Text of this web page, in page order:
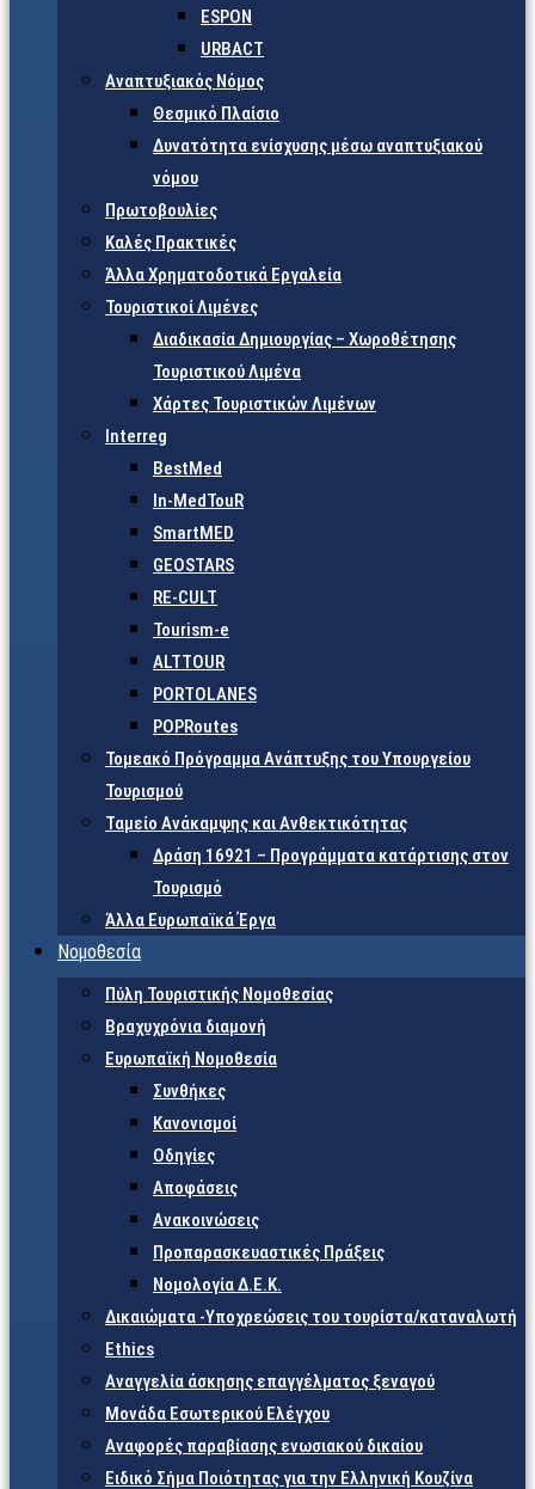
ESPON
URBACT
Αναπτυξιακός Νόμος
Θεσμικό Πλαίσιο
Δυνατότητα ενίσχυσης μέσω αναπτυξιακού
νόμου
Πρωτοβουλίες
Καλές Πρακτικές
Άλλα Χρηματοδοτικά Εργαλεία
Τουριστικοί Λιμένες
Διαδικασία Δημιουργίας – Χωροθέτησης
Τουριστικού Λιμένα
Χάρτες Τουριστικών Λιμένων
Interreg
BestMed
In-MedTouR
SmartMED
GEOSTARS
RE-CULT
Tourism-e
ALTTOUR
PORTOLANES
POPRoutes
Τομεακό Πρόγραμμα Ανάπτυξης του Υπουργείου
Τουρισμού
Ταμείο Ανάκαμψης και Ανθεκτικότητας
Δράση 16921 – Προγράμματα κατάρτισης στον
Τουρισμό
Άλλα Ευρωπαϊκά Έργα
Νομοθεσία
Πύλη Τουριστικής Νομοθεσίας
Βραχυχρόνια διαμονή
Ευρωπαϊκή Νομοθεσία
Συνθήκες
Κανονισμοί
Οδηγίες
Αποφάσεις
Ανακοινώσεις
Προπαρασκευαστικές Πράξεις
Νομολογία Δ.Ε.Κ.
Δικαιώματα -Υποχρεώσεις του τουρίστα/καταναλωτή
Ethics
Αναγγελία άσκησης επαγγέλματος ξεναγού
Μονάδα Εσωτερικού Ελέγχου
Αναφορές παραβίασης ενωσιακού δικαίου
Ειδικό Σήμα Ποιότητας για την Ελληνική Κουζίνα